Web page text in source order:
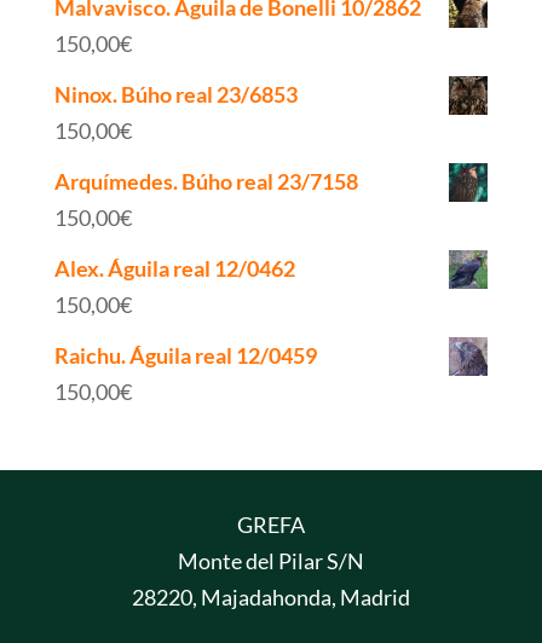
Malvavisco. Águila de Bonelli 10/2862
150,00€
Ninox. Búho real 23/6853
150,00€
Arquímedes. Búho real 23/7158
150,00€
Alex. Águila real 12/0462
150,00€
Raichu. Águila real 12/0459
150,00€
GREFA
Monte del Pilar S/N
28220, Majadahonda, Madrid